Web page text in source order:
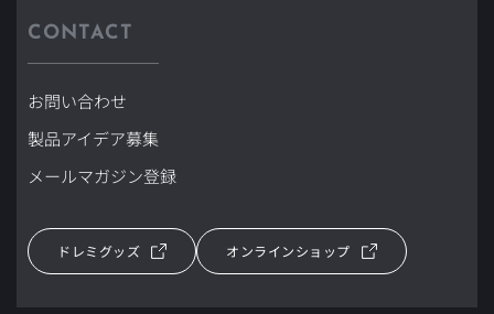
CONTACT
お問い合わせ
製品アイデア募集
メールマガジン登録
ドレミグッズ オンラインショップ